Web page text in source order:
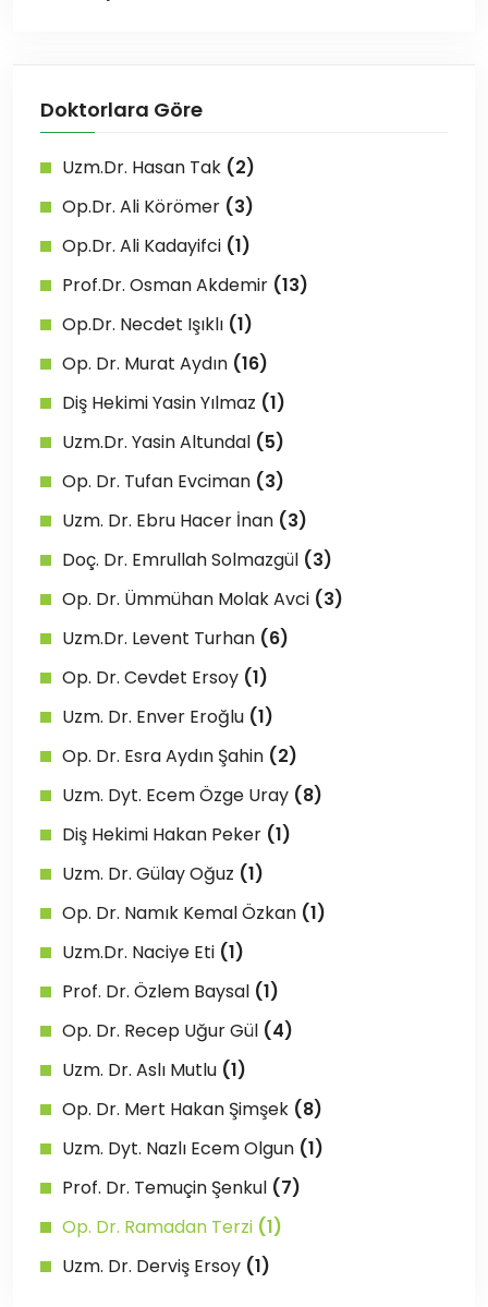
Doktorlara Göre
Uzm.Dr. Hasan Tak (2)
Op.Dr. Ali Körömer (3)
Op.Dr. Ali Kadayifci (1)
Prof.Dr. Osman Akdemir (13)
Op.Dr. Necdet Işıklı (1)
Op. Dr. Murat Aydın (16)
Diş Hekimi Yasin Yılmaz (1)
Uzm.Dr. Yasin Altundal (5)
Op. Dr. Tufan Evciman (3)
Uzm. Dr. Ebru Hacer İnan (3)
Doç. Dr. Emrullah Solmazgül (3)
Op. Dr. Ümmühan Molak Avci (3)
Uzm.Dr. Levent Turhan (6)
Op. Dr. Cevdet Ersoy (1)
Uzm. Dr. Enver Eroğlu (1)
Op. Dr. Esra Aydın Şahin (2)
Uzm. Dyt. Ecem Özge Uray (8)
Diş Hekimi Hakan Peker (1)
Uzm. Dr. Gülay Oğuz (1)
Op. Dr. Namık Kemal Özkan (1)
Uzm.Dr. Naciye Eti (1)
Prof. Dr. Özlem Baysal (1)
Op. Dr. Recep Uğur Gül (4)
Uzm. Dr. Aslı Mutlu (1)
Op. Dr. Mert Hakan Şimşek (8)
Uzm. Dyt. Nazlı Ecem Olgun (1)
Prof. Dr. Temuçin Şenkul (7)
Op. Dr. Ramadan Terzi (1)
Uzm. Dr. Derviş Ersoy (1)